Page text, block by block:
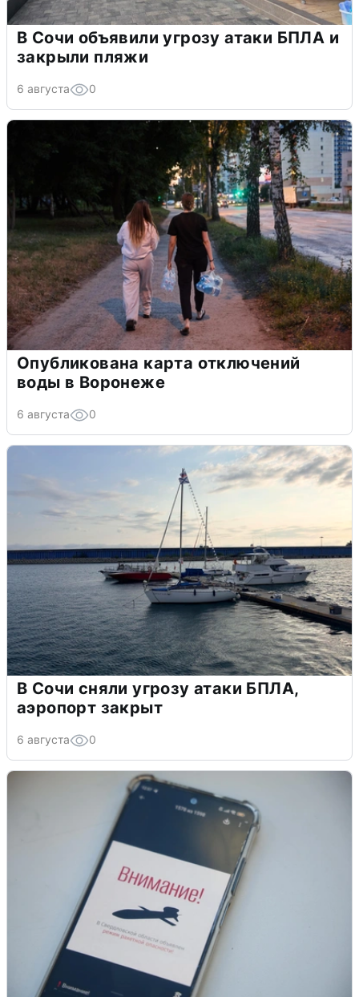
В Сочи объявили угрозу атаки БПЛА и
закрыли пляжи
6 августа 0
Опубликована карта отключений
воды в Воронеже
6 августа 0
В Сочи сняли угрозу атаки БПЛА,
аэропорт закрыт
6 августа 0